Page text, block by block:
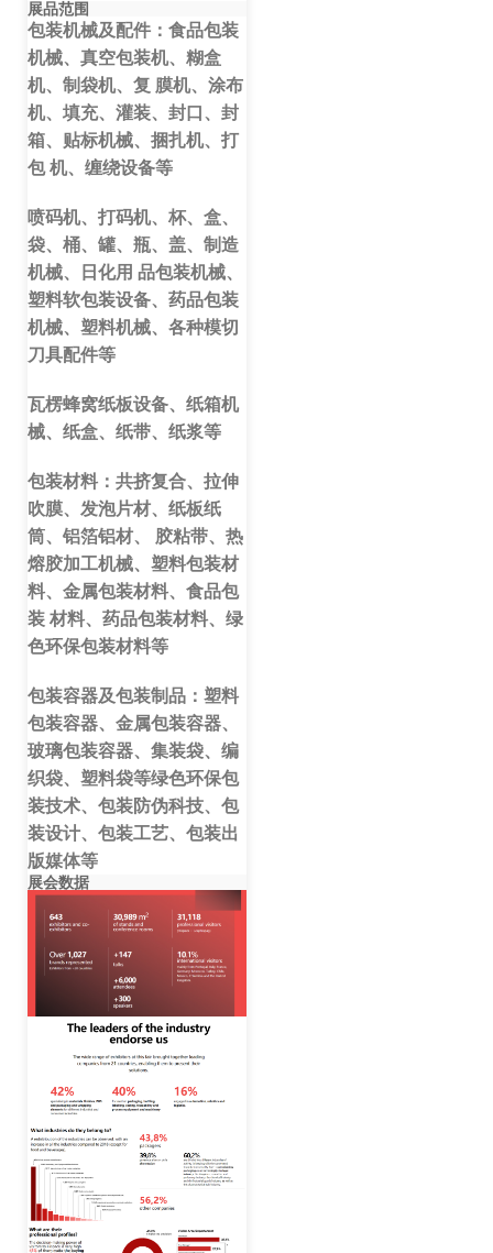
展品范围
包装机械及配件：食品包装
机械、真空包装机、糊盒
机、制袋机、复 膜机、涂布
机、填充、灌装、封口、封
箱、贴标机械、捆扎机、打
包机、缠绕设备等
喷码机、打码机、杯、盒、
袋、桶、罐、瓶、盖、制造
机械、日化用 品包装机械、
塑料软包装设备、药品包装
机械、塑料机械、各种模切
刀具配件等
瓦楞蜂窝纸板设备、纸箱机
械、纸盒、纸带、纸浆等
包装材料：共挤复合、拉伸
吹膜、发泡片材、纸板纸
筒、铝箔铝材、 胶粘带、热
熔胶加工机械、塑料包装材
料、金属包装材料、食品包
装 材料、药品包装材料、绿
色环保包装材料等
包装容器及包装制品 ：塑料
包装容器、金属包装容器、
玻璃包装容器、 集装袋、编
织袋、塑料袋等绿色环保包
装技术、包装防伪科技、包
装设计、包装工艺、包装出
版媒体等
展会数据